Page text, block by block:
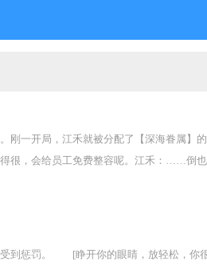
刚一开局，江禾就被分配了【深海眷属】
很，会给员工免费整容呢。江禾：……倒
10分钟。 “我喜欢它的口味，让我想起家
到惩罚。 [睁开你的眼睛，放轻松，你